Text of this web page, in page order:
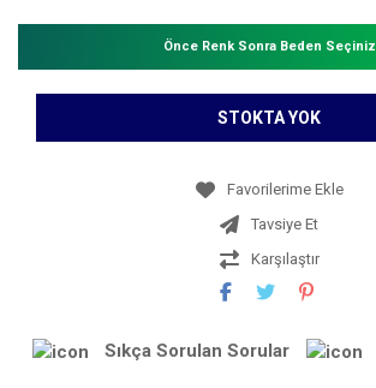
Önce Renk Sonra Beden Seçiniz
STOKTA YOK
Tavsiye Et
Karşılaştır
Sıkça Sorulan Sorular